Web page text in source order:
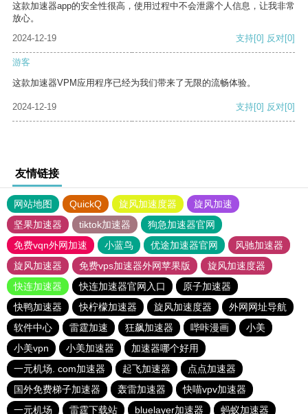
这款加速器app的安全性很高，使用过程中不会泄露个人信息，让我非常
放心。
2024-12-19
支持[0] 反对[0]
游客
这款加速器VPM应用程序已经为我们带来了无限的流畅体验。
2024-12-19 支持[0] 反对[0]
友情链接
网站地图 QuickQ 旋风加速度器
旋风加速
坚果加速器
tiktok加速器
狗急加速器官网
免费vqn外网加速
小蓝鸟 优途加速器官网
风驰加速器
旋风加速器
免费vps加速器外网苹果版
旋风加速度器
快连加速器
快连加速器官网入口
原子加速器
快鸭加速器
快柠檬加速器 旋风加速度器
外网网址导航
软件中心
雷霆加速 狂飙加速器 哔咔漫画
小美
小美vpn
小美加速器
加速器哪个好用
一元机场. com加速器
起飞加速器
点点加速器
国外免费梯子加速器
轰雷加速器
快喵vpv加速器
一元机场
雷霆下载站 bluelayer加速器 蚂蚁加速器